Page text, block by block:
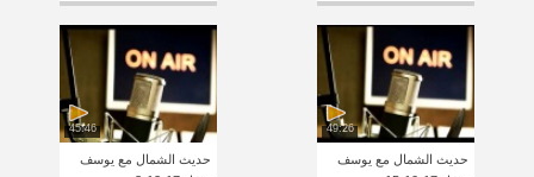
49:26
حديث الشمال مع يوسف
45:46
حديث الشمال مع يوسف